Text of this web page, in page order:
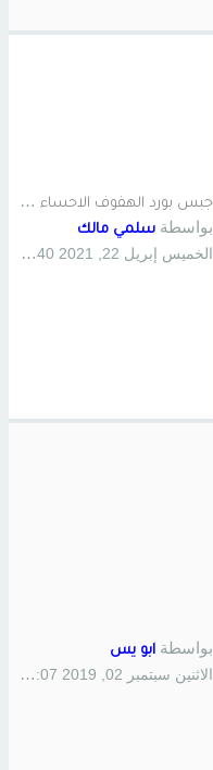
ج
بس بورد الهفوف الاحساء , ترك…
بواسطة سلمي مالك
الخميس إبريل 22, 2021 4:40 am
بواسطة ابو يس
الاثنين سبتمبر 02, 2019 1:07 pm